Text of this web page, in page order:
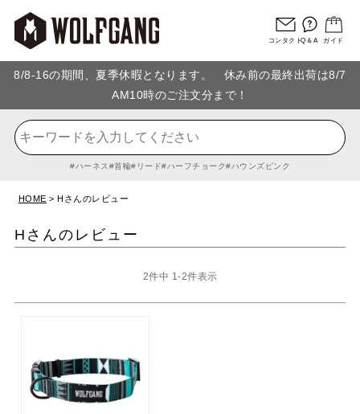
コンタクトQ＆A ガイド
8/8-16の期間、夏季休暇となります。 休み前の最終出荷は8/7
AM10時のご注文分まで！
ハーネス 首輪 リード ハーフチョーク ハウンズピンク
HOME Hさんのレビュー
Hさんのレビュー
2件中 1 -2件表示